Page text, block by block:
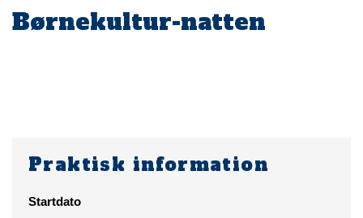
Børnekultur-natten
Praktisk information
Startdato